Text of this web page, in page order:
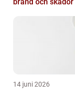
14 juni 2026